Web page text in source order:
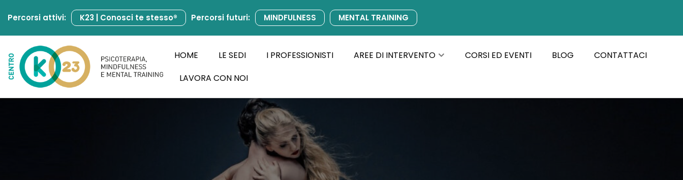
al
contenuto
Percorsi attivi: K23 | Conosci te stesso® Percorsi futuri: MINDFULNESS MENTAL TRAINING
HOME LE SEDI I PROFESSIONISTI AREE DI INTERVENTO CORSI ED EVENTI BLOG
CONTATTACI
LAVORA CON NOI